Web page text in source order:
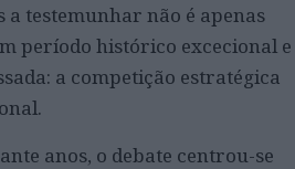
a testemunhar não é apenas
período histórico excecional e
a competição estratégica
anos, o debate centrou-se